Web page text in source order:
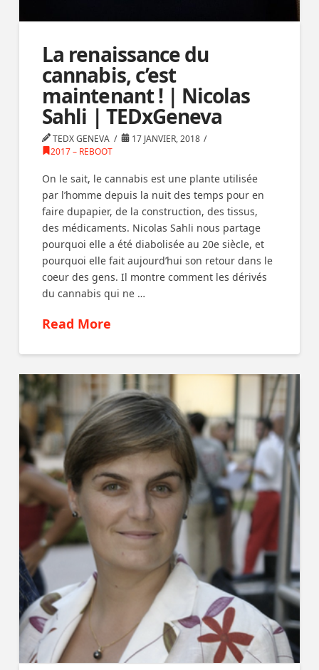
La renaissance du
cannabis, c’est
maintenant ! | Nicolas
Sahli | TEDxGeneva
TEDX GENEVA
17 JANVIER, 2018
2017 – REBOOT
On le sait, le cannabis est une plante utilisée
par l’homme depuis la nuit des temps pour en
faire dupapier, de la construction, des tissus,
des médicaments. Nicolas Sahli nous partage
pourquoi elle a été diabolisée au 20e siècle, et
pourquoi elle fait aujourd’hui son retour dans le
coeur des gens. Il montre comment les dérivés
du cannabis qui ne …
Read More